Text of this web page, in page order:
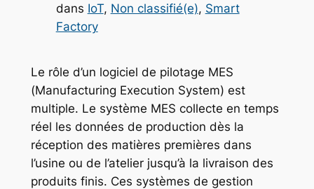
dans IoT, Non classifié(e), Smart
Factory
Le rôle d’un logiciel de pilotage MES
(Manufacturing Execution System) est
multiple. Le système MES collecte en temps
réel les données de production dès la
réception des matières premières dans
l’usine ou de l’atelier jusqu’à la livraison des
produits finis. Ces systèmes de gestion